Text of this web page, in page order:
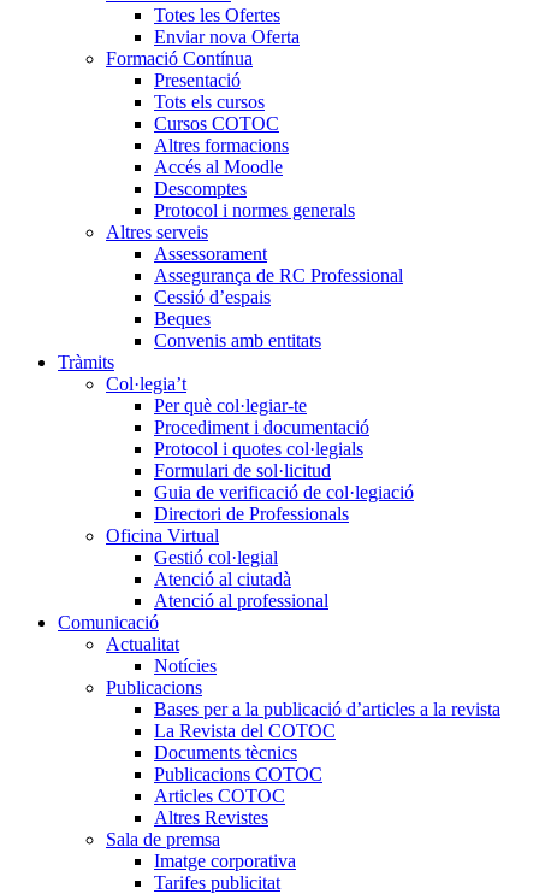
Totes les Ofertes
Enviar nova Oferta
Formació Contínua
Presentació
Tots els cursos
Cursos COTOC
Altres formacions
Accés al Moodle
Descomptes
Protocol i normes generals
Altres serveis
Assessorament
Assegurança de RC Professional
Cessió d’espais
Beques
Convenis amb entitats
Tràmits
Col·legia’t
Per què col·legiar-te
Procediment i documentació
Protocol i quotes col·legials
Formulari de sol·licitud
Guia de verificació de col·legiació
Directori de Professionals
Oficina Virtual
Gestió col·legial
Atenció al ciutadà
Atenció al professional
Comunicació
Actualitat
Notícies
Publicacions
Bases per a la publicació d’articles a la revista
La Revista del COTOC
Documents tècnics
Publicacions COTOC
Articles COTOC
Altres Revistes
Sala de premsa
Imatge corporativa
Tarifes publicitat